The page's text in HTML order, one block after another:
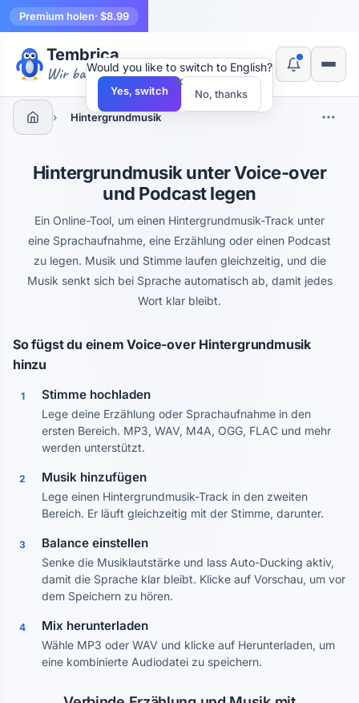
Premium holen· $8.99
Tembrica
Wir bauen Werkzeuge
› Hintergrundmusik
Hintergrundmusik unter Voice-over
und Podcast legen
Ein Online-Tool, um einen Hintergrundmusik-Track unter
eine Sprachaufnahme, eine Erzählung oder einen Podcast
zu legen. Musik und Stimme laufen gleichzeitig, und die
Musik senkt sich bei Sprache automatisch ab, damit jedes
Wort klar bleibt.
So fügst du einem Voice-over Hintergrundmusik
hinzu
1 Stimme hochladen
Lege deine Erzählung oder Sprachaufnahme in den
ersten Bereich. MP3, WAV, M4A, OGG, FLAC und mehr
werden unterstützt.
2 Musik hinzufügen
Lege einen Hintergrundmusik-Track in den zweiten
Bereich. Er läuft gleichzeitig mit der Stimme, darunter.
3 Balance einstellen
Senke die Musiklautstärke und lass Auto-Ducking aktiv,
damit die Sprache klar bleibt. Klicke auf Vorschau, um vor
dem Speichern zu hören.
4 Mix herunterladen
Wähle MP3 oder WAV und klicke auf Herunterladen, um
eine kombinierte Audiodatei zu speichern.
×
Would you like to switch to English?
Yes, switch No, thanks